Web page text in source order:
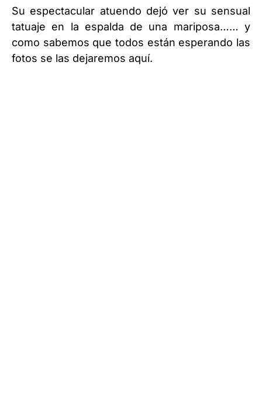
Su espectacular atuendo dejó ver su sensual
tatuaje en la espalda de una mariposa…… y
como sabemos que todos están esperando las
fotos se las dejaremos aquí.